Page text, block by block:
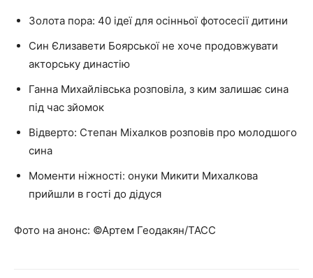
Золота пора: 40 ідеї для осінньої фотосесії дитини
Син Єлизавети Боярської не хоче продовжувати
акторську династію
Ганна Михайлівська розповіла, з ким залишає сина
під час зйомок
Відверто: Степан Міхалков розповів про молодшого
сина
Моменти ніжності: онуки Микити Михалкова
прийшли в гості до дідуся
Фото на анонс: ©Артем Геодакян/ТАСС